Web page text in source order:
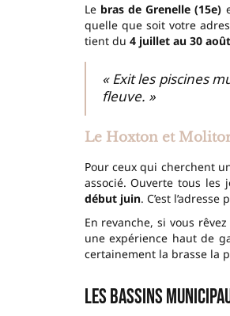
Le bras de Grenelle (15e)
quelle que soit votre
tient du 4 juillet au 30 août
« Exit les piscines
fleuve. »
Le Hoxton et
Pour ceux qui cherchent
associé. Ouverte tous les
début juin. C’est
En revanche, si vous
une expérience haut de
certainement la brasse la
Les bassins